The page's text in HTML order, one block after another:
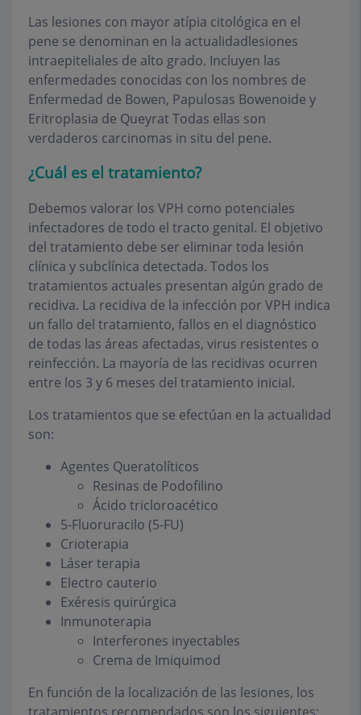
Las lesiones con mayor atípia citológica en el
pene se denominan en la actualidadlesiones
intraepiteliales de alto grado. Incluyen las
enfermedades conocidas con los nombres de
Enfermedad de Bowen, Papulosas Bowenoide y
Eritroplasia de Queyrat Todas ellas son
verdaderos carcinomas in situ del pene.
¿Cuál es el tratamiento?
Debemos valorar los VPH como potenciales
infectadores de todo el tracto genital. El objetivo
del tratamiento debe ser eliminar toda lesión
clínica y subclínica detectada. Todos los
tratamientos actuales presentan algún grado de
recidiva. La recidiva de la infección por VPH indica
un fallo del tratamiento, fallos en el diagnóstico
de todas las áreas afectadas, virus resistentes o
reinfección. La mayoría de las recidivas ocurren
entre los 3 y 6 meses del tratamiento inicial.
Los tratamientos que se efectúan en la actualidad
son:
Agentes Queratolíticos
Resinas de Podofilino
Ácido tricloroacético
5-Fluoruracilo (5-FU)
Crioterapia
Láser terapia
Electro cauterio
Exéresis quirúrgica
Inmunoterapia
Interferones inyectables
Crema de Imiquimod
En función de la localización de las lesiones, los